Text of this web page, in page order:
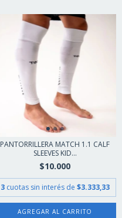
PANTORRILLERA MATCH 1.1 CALF
SLEEVES KID...
$10.000
3 cuotas sin interés de $3.333,33
AGREGAR AL CARRITO